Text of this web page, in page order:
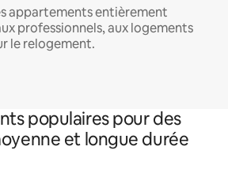
appartements entièrement
professionnels, aux logements
le relogement.
populaires pour des
et longue durée